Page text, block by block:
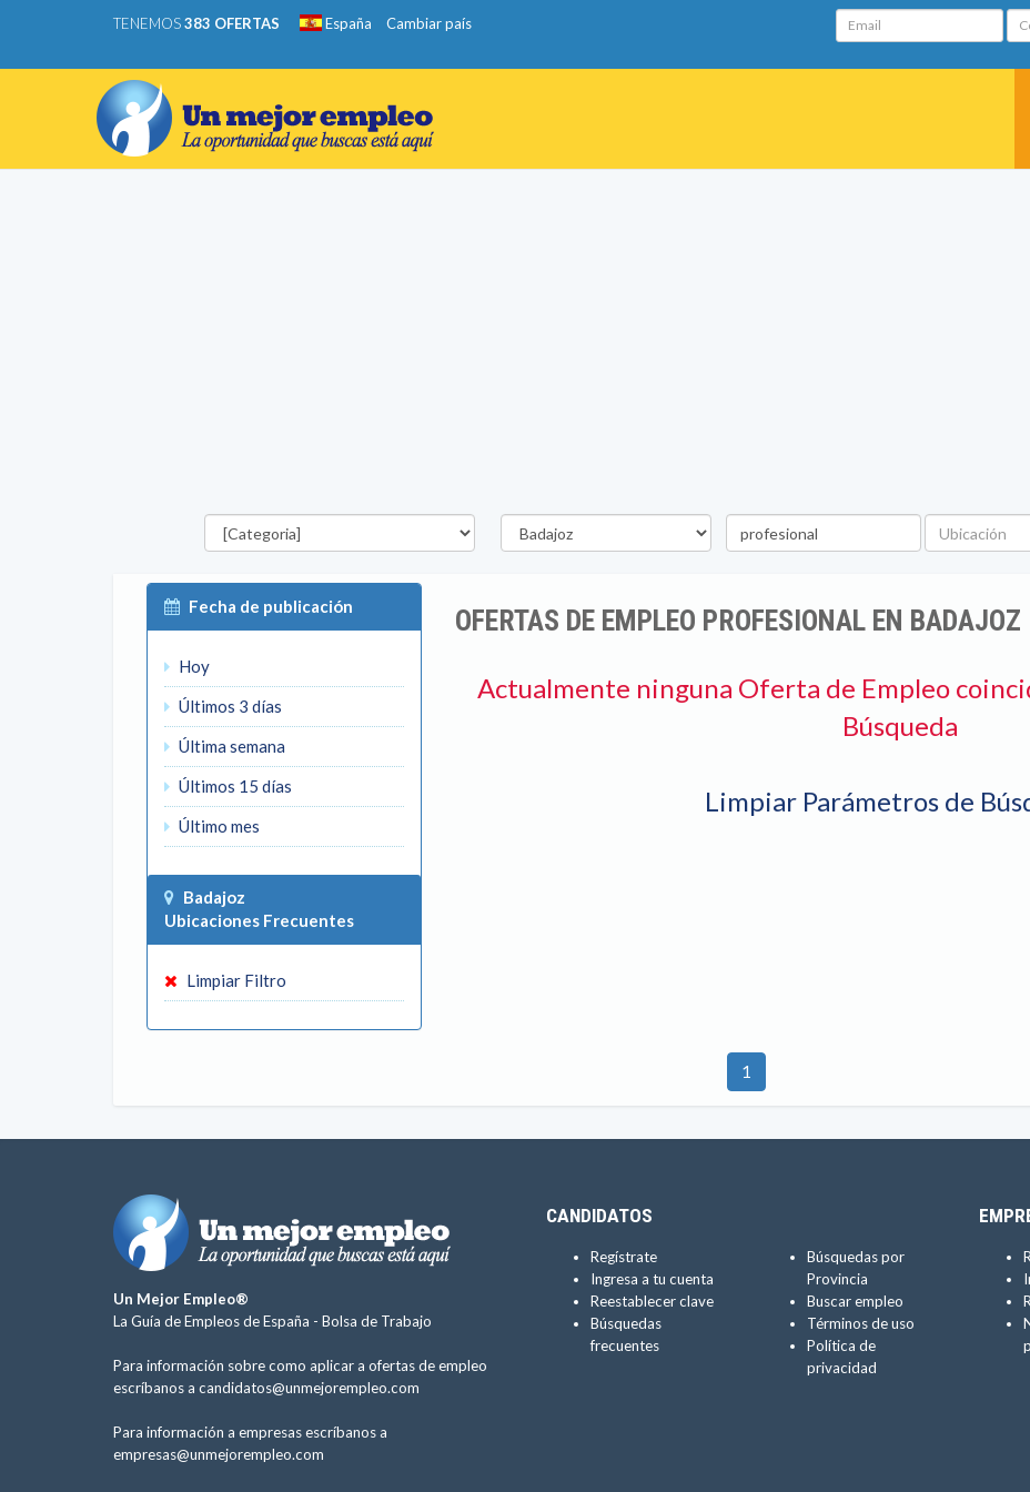
TENEMOS383 OFERTAS España Cambiar país Email
Categorías Provincia
Palabra
clave
Ubicación
Fecha de publicación
Hoy
Últimos 3 días
Última semana
Últimos 15 días
Último mes
Badajoz
Ubicaciones Frecuentes
Limpiar Filtro
OFERTAS DE EMPLEO PROFESIONAL EN BADAJOZ
Actualmente ninguna Oferta de Empleo
Búsqueda
Limpiar Parámetros de
1
Un Mejor Empleo®
La Guía de Empleos de España - Bolsa de Trabajo
Para información sobre como aplicar a ofertas de empleo
escríbanos a candidatos@unmejorempleo.com
Para información a empresas escríbanos a
empresas@unmejorempleo.com
CANDIDATOS
Regístrate
Ingresa a tu cuenta
Reestablecer clave
Búsquedas
frecuentes
Búsquedas por
Provincia
Buscar empleo
Términos de uso
Política de
privacidad